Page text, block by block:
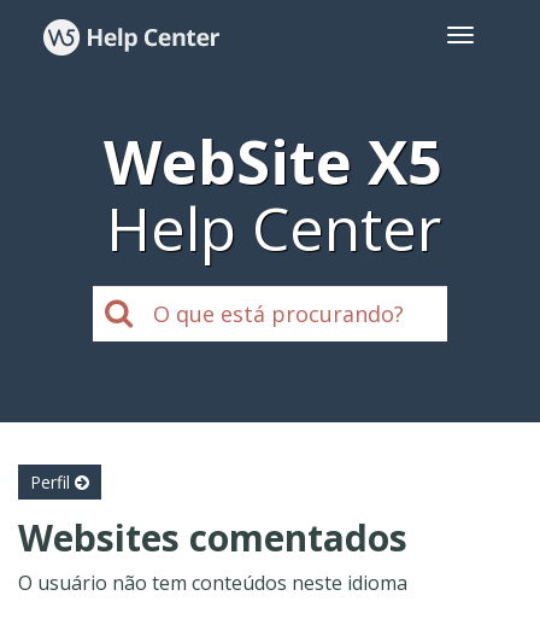
WebSite X5
Help Center
Perfil
Websites comentados
O usuário não tem conteúdos neste idioma